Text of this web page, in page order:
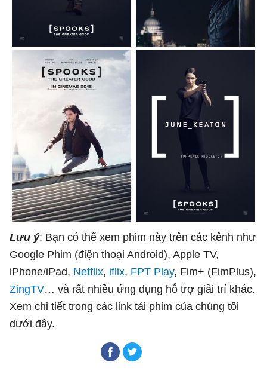
Lưu ý: Bạn có thể xem phim này trên các kênh như
Google Phim (điện thoại Android), Apple TV,
iPhone/iPad, Netflix, iflix, FPT Play, Fim+ (FimPlus),
ZingTV… và rất nhiều ứng dụng hỗ trợ giải trí khác.
Xem chi tiết trong các link tải phim của chúng tôi
dưới đây.